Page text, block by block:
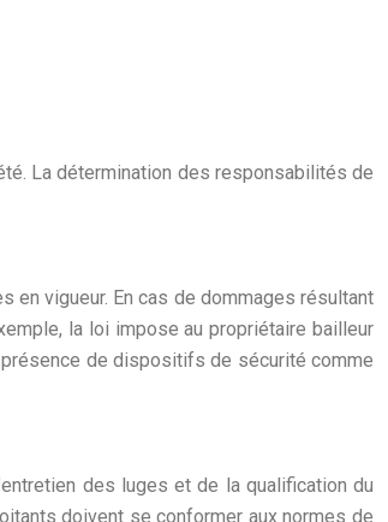
La détermination des responsabilités de
en vigueur. En cas de dommages résultant
la loi impose au propriétaire bailleur
de dispositifs de sécurité comme
des luges et de la qualification du
doivent se conformer aux normes de